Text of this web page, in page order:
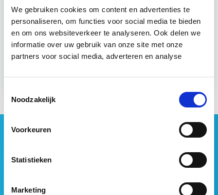
We gebruiken cookies om content en advertenties te
personaliseren, om functies voor social media te bieden
en om ons websiteverkeer te analyseren. Ook delen we
informatie over uw gebruik van onze site met onze
partners voor social media, adverteren en analyse
Noodzakelijk
Voorkeuren
Statistieken
Marketing
Eerstvolgende startdatum
wo 3 mrt 2027 - Utrecht of Online
Geen vastgoednieuws missen?
media voor je samen en signaleren de belangrijkste